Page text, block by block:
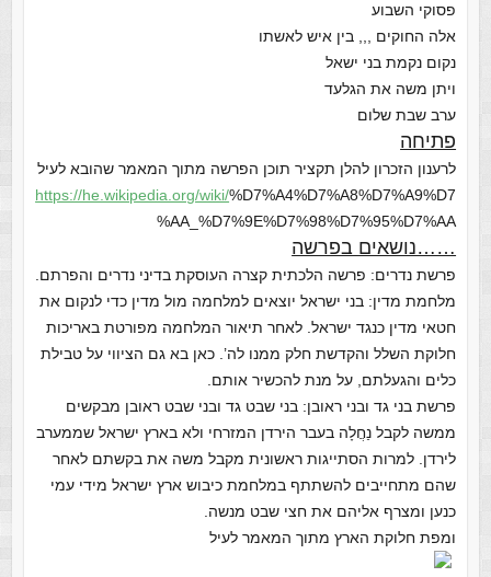
פסוקי השבוע
אלה החוקים ,,, בין איש לאשתו
נקום נקמת בני ישאל
ויתן משה את הגלעד
ערב שבת שלום
פתיחה
לרענון הזכרון להלן תקציר תוכן הפרשה מתוך המאמר שהובא לעיל
https://he.wikipedia.org/wiki/%D7%A4%D7%A8%D7%A9%D7
%AA_%D7%9E%D7%98%D7%95%D7%AA
……נושאים בפרשה
פרשת נדרים: פרשה הלכתית קצרה העוסקת בדיני נדרים והפרתם.
מלחמת מדין: בני ישראל יוצאים למלחמה מול מדין כדי לנקום את
חטאי מדין כנגד ישראל. לאחר תיאור המלחמה מפורטת באריכות
חלוקת השלל והקדשת חלק ממנו לה’. כאן בא גם הציווי על טבילת
כלים והגעלתם, על מנת להכשיר אותם.
פרשת בני גד ובני ראובן: בני שבט גד ובני שבט ראובן מבקשים
ממשה לקבל נַחֲלָה בעבר הירדן המזרחי ולא בארץ ישראל שממערב
לירדן. למרות הסתייגות ראשונית מקבל משה את בקשתם לאחר
שהם מתחייבים להשתתף במלחמת כיבוש ארץ ישראל מידי עמי
כנען ומצרף אליהם את חצי שבט מנשה.
ומפת חלוקת הארץ מתוך המאמר לעיל